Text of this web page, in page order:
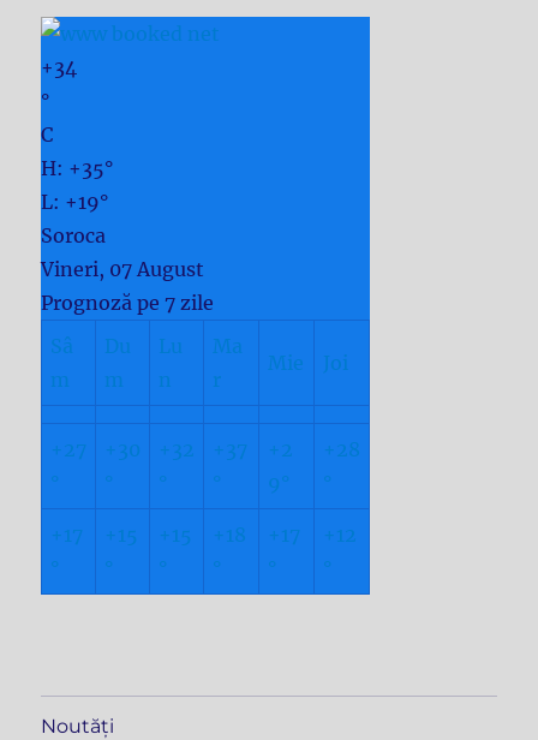
+34
°
C
H: +35°
L: +19°
Soroca
Vineri, 07 August
Prognoză pe 7 zile
Sâ
m
Du
m
Lu
n
Ma
r
Mie Joi
+27
°
+ 30
°
+ 32
°
+ 37
°
+2
9°
+28
°
+17
°
+15
°
+15
°
+18
°
+17
°
+12
°
Noutăți